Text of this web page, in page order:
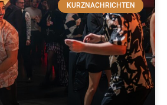
KURZNACHRICHTEN